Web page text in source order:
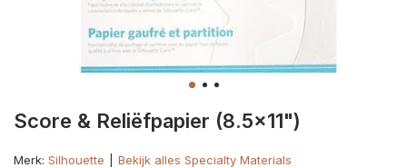
Score & Reliëfpapier (8.5x11")
Merk: Silhouette Bekijk alles Specialty Materials